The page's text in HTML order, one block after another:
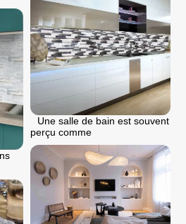
Une salle de bain est souvent
perçu comme